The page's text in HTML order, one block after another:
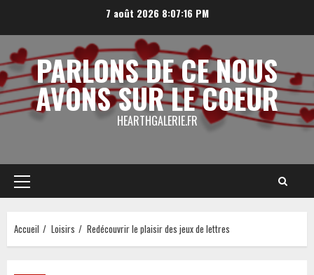
7 août 2026 8:07:17 PM
PARLONS DE CE NOUS
AVONS SUR LE COEUR
HEARTHGALERIE.FR
Menu
principal
Accueil Loisirs Redécouvrir le plaisir des jeux de lettres